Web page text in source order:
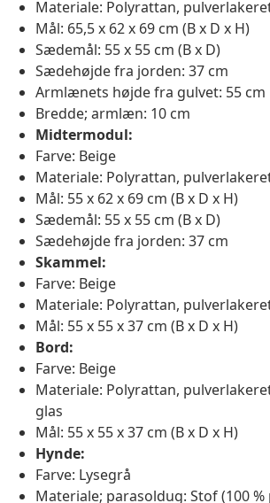
Materiale: Polyrattan,
Mål: 65,5 x 62 x 69 cm (B x D x H)
Sædemål: 55 x 55 cm (B x D)
Sædehøjde fra jorden: 37 cm
Armlænets højde fra gulvet: 55 cm
Bredde; armlæn: 10 cm
Midtermodul:
Farve: Beige
Materiale: Polyrattan,
Mål: 55 x 62 x 69 cm (B x D x H)
Sædemål: 55 x 55 cm (B x D)
Sædehøjde fra jorden: 37 cm
Skammel:
Farve: Beige
Materiale: Polyrattan,
Mål: 55 x 55 x 37 cm (B x D x H)
Bord:
Farve: Beige
Materiale: Polyrattan,
glas
Mål: 55 x 55 x 37 cm (B x D x H)
Hynde:
Farve: Lysegrå
Materiale; parasoldug: Stof (100